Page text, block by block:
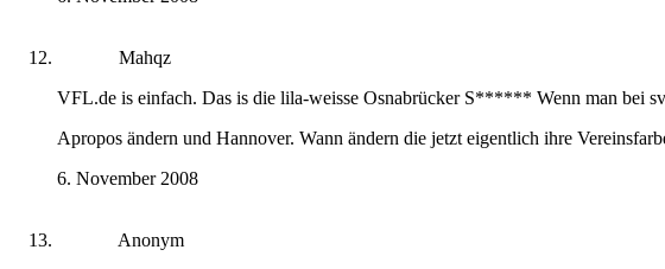
Mahqz
VFL.de is einfach. Das is die lila-weisse Osnabrücker S****** Wenn man bei
Apropos ändern und Hannover. Wann ändern die jetzt eigentlich ihre
6. November 2008
Anonym